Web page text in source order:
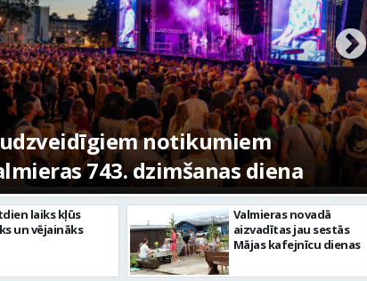
notikumiem
743. dzimšanas diena
laiks kļūs
un vējaināks
Valmieras novadā
aizvadītas jau sestās
Mājas kafejnīcu dienas